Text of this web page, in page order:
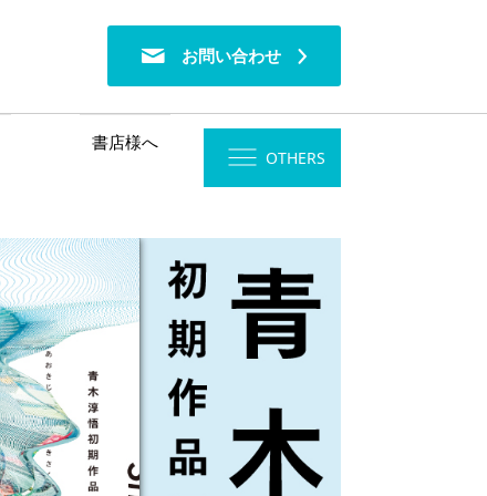
お問い合わせ
書店様へ
OTHERS